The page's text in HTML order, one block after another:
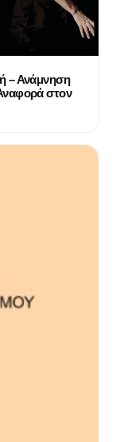
– Ανάμνηση
στον